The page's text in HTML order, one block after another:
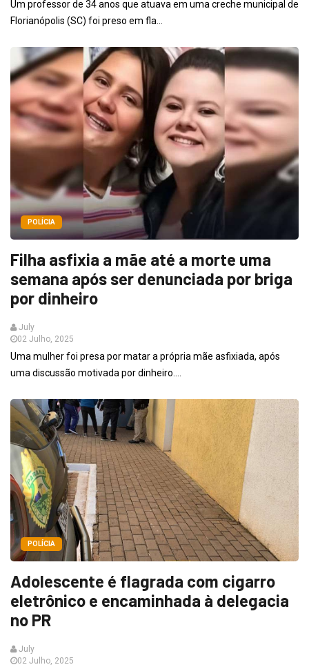
Um professor de 34 anos que atuava em uma creche municipal de
Florianópolis (SC) foi preso em fla...
POLÍCIA
Filha asfixia a mãe até a morte uma
semana após ser denunciada por briga
por dinheiro
July
02 Julho, 2025
Uma mulher foi presa por matar a própria mãe asfixiada, após
uma discussão motivada por dinheiro....
POLÍCIA
Adolescente é flagrada com cigarro
eletrônico e encaminhada à delegacia
no PR
July
02 Julho, 2025